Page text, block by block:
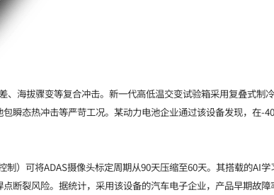
海拔骤变等复合冲击。新一代高低温交变试验箱采用复叠式
瞬态热冲击等严苛工况。某动力电池企业通过该设备发现，在
）可将ADAS摄像头标定周期从90天压缩至60天。其搭载的
裂风险。据统计，采用该设备的汽车电子企业，产品早期故